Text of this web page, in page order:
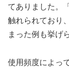
てありました。
触れられており
まった例も挙げ
使用頻度によっ